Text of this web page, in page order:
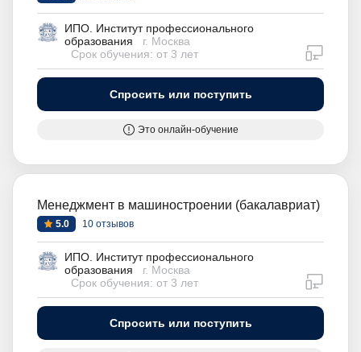
ИПО. Институт профессионального
образования
г. Москва
Срок обучения: от 3 лет
Спросить или поступить
Это онлайн-обучение
Менеджмент в машиностроении (бакалавриат)
5.0 10 отзывов
ИПО. Институт профессионального
образования
г. Москва
Срок обучения: от 3 лет
Спросить или поступить